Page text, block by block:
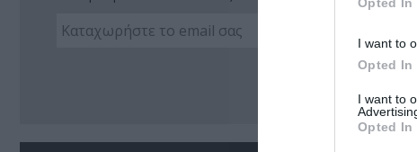
I want to
Opted In
I want to
Opted In